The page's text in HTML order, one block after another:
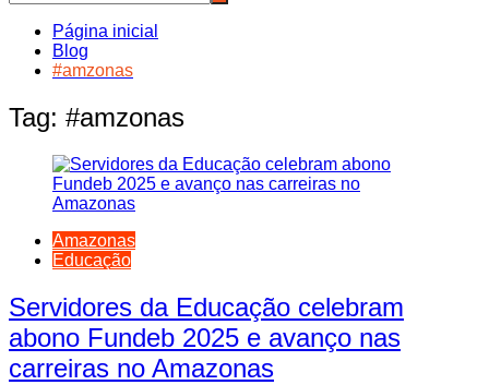
Página inicial
Blog
#amzonas
Tag: #amzonas
Amazonas
Educação
Servidores da Educação celebram
abono Fundeb 2025 e avanço nas
carreiras no Amazonas